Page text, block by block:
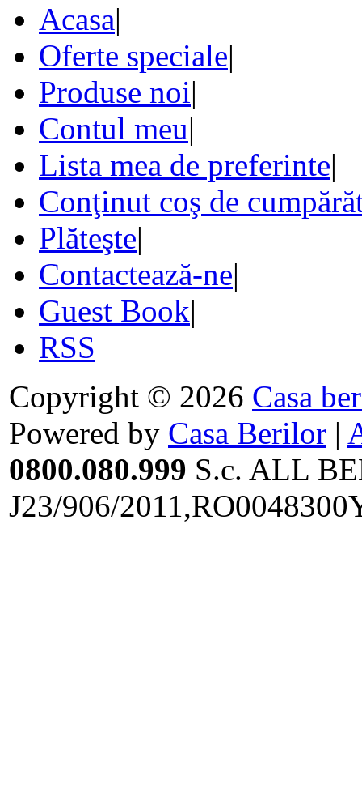
Acasa|
Oferte speciale|
Produse noi|
Contul meu|
Lista mea de preferinte|
Conţinut coş de
Plăteşte|
Contactează-ne|
Guest Book|
RSS
Copyright © 2026 Casa
Powered by Casa Berilor |
0800.080.999 S.c. ALL
J23/906/